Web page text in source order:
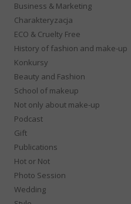
Business & Marketing
Charakteryzacja
ECO & Cruelty Free
History of fashion and make-up
Konkursy
Beauty and Fashion
School of makeup
Not only about make-up
Podcast
Gift
Publications
Hot or Not
Photo Session
Wedding